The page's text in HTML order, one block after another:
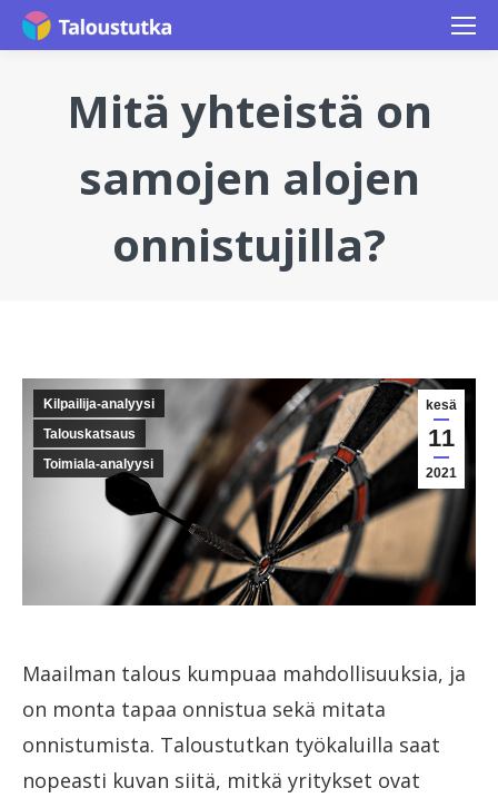
Mitä yhteistä on
samojen alojen
onnistujilla?
kesä
11
2021
Kilpailija-analyysi
Talouskatsaus
Toimiala-analyysi
Maailman talous kumpuaa mahdollisuuksia, ja
on monta tapaa onnistua sekä mitata
onnistumista. Taloustutkan työkaluilla saat
nopeasti kuvan siitä, mitkä yritykset ovat